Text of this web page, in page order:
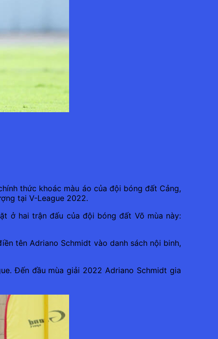
thức khoác màu áo của đội bóng đất Cảng,
tại V-League 2022.
ở hai trận đấu của đội bóng đất Võ mùa này:
tên Adriano Schmidt vào danh sách nội binh,
Đến đầu mùa giải 2022 Adriano Schmidt gia